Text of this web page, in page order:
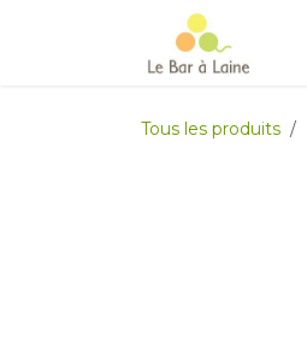
Se rendre au contenu
Tous les produits